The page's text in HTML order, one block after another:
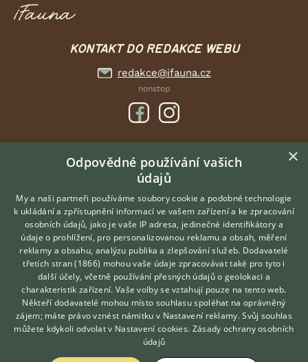
KONTAKT DO REDAKCE WEBU
redakce@ifauna.cz
nonstop
DOMOVSKÁ STRÁNKA
INZERCE
DISKUSE
ČLÁNKY
O nás
Kontakt
Možnosti zvýraznění inzerátů
Podmínky užití
Zpracování osobních údajů
Přihlášení
Hledáte zvířecího kamaráda?
Zdarma vám poradí
VETERINÁŘ ONLINE
KONZULTOVAT S
VETERINÁŘEM
×
Odpovědné používání vašich
údajů
My a naši partneři používáme soubory cookie a podobné technologie
k ukládání a zpřístupnění informací ve vašem zařízení a ke zpracování
osobních údajů, jako je vaše IP adresa, jedinečné identifikátory a
údaje o prohlížení, pro personalizovanou reklamu a obsah, měření
reklamy a obsahu, analýzu publika a zlepšování služeb. Dodavatelé
třetích stran (1866) mohou vaše údaje zpracovávat také pro tyto i
další účely, včetně používání přesných údajů o geolokaci a
charakteristik zařízení. Vaše volby se vztahují pouze na tento web.
Někteří dodavatelé mohou místo souhlasu spoléhat na oprávněný
zájem; máte právo vznést námitku v Nastavení reklamy. Svůj souhlas
můžete kdykoli odvolat v Nastavení cookies. Zásady ochrany osobních
údajů